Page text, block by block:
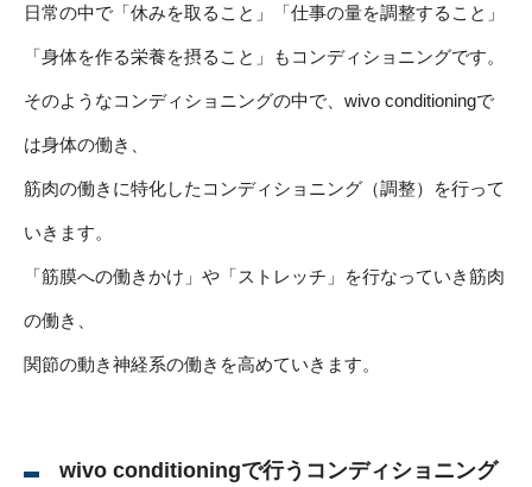
日常の中で「休みを取ること」「仕事の量を調整すること」
「身体を作る栄養を摂ること」もコンディショニングです。
そのようなコンディショニングの中で、wivo conditioningで
は身体の働き、
筋肉の働きに特化したコンディショニング（調整）を行って
いきます。
「筋膜への働きかけ」や「ストレッチ」を行なっていき筋肉
の働き、
関節の動き神経系の働きを高めていきます。
wivo conditioningで行うコンディショニング